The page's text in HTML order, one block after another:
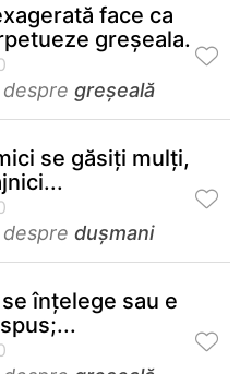
face ca
greșeala.
despre greșeală
se găsiți mulţi,
despre dușmani
înţelege sau e